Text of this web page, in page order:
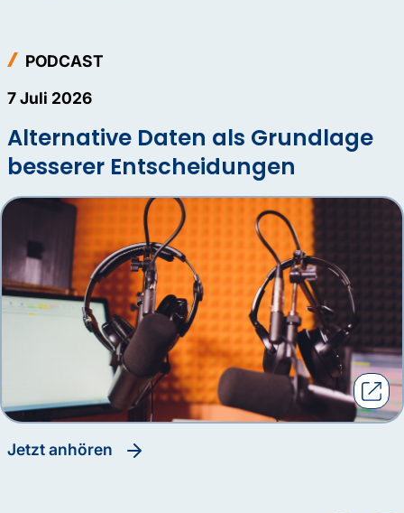
PODCAST
7 Juli 2026
Alternative Daten als Grundlage
besserer Entscheidungen
Jetzt anhören